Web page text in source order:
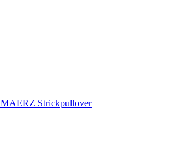
MAERZ Strickpullover